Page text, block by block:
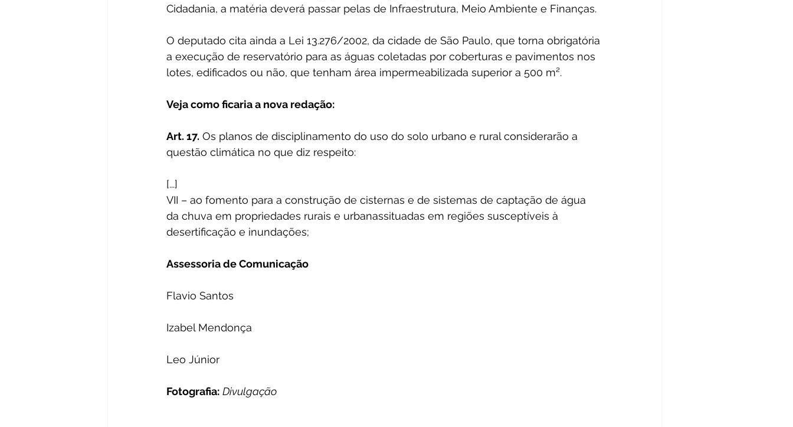
Cidadania, a matéria deverá passar pelas de Infraestrutura, Meio Ambiente e Finanças.
O deputado cita ainda a Lei 13.276/2002, da cidade de São Paulo, que torna obrigatória
a execução de reservatório para as águas coletadas por coberturas e pavimentos nos
lotes, edificados ou não, que tenham área impermeabilizada superior a 500 m².
Veja como ficaria a nova redação:
Art. 17. Os planos de disciplinamento do uso do solo urbano e rural considerarão a
questão climática no que diz respeito:
[...]
VII – ao fomento para a construção de cisternas e de sistemas de captação de água
da chuva em propriedades rurais e urbanassituadas em regiões susceptíveis à
desertificação e inundações;
Assessoria de Comunicação
Flavio Santos
Izabel Mendonça
Leo Júnior
Fotografia: Divulgação